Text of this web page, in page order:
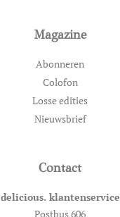
Magazine
Abonneren
Colofon
Losse edities
Nieuwsbrief
Contact
delicious. klantenservice
Postbus 606